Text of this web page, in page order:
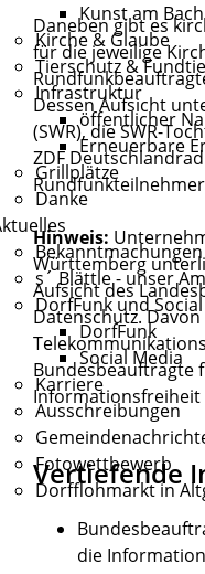
Kunst am Bach
Kirche & Glaube
Tierschutz &
Infrastruktur
öffentlicher
Erneuerbare
Grillplätze
Danke
Bekanntmachungen
s´ Blättle - unser
DorfFunk und
DorfFunk
Social Media
Karriere
Ausschreibungen
Fotowettbewerb
Dorfflohmarkt in
Daneben gibt es
für die jeweilige
Dessen Aufsicht
(SWR), die SWR-
ZDF
Hinweis:
Württemberg
Aufsicht des
Datenschutz.
Bundesbeauftragte
Informationsfreiheit
Vertiefende
die